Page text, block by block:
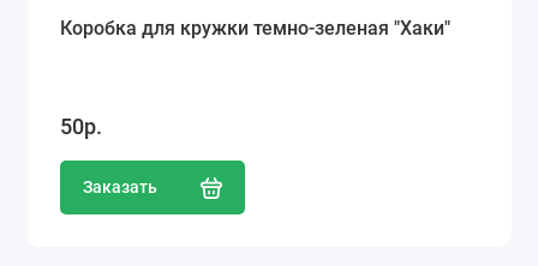
Коробка для кружки темно-зеленая "Хаки"
50р.
Заказать